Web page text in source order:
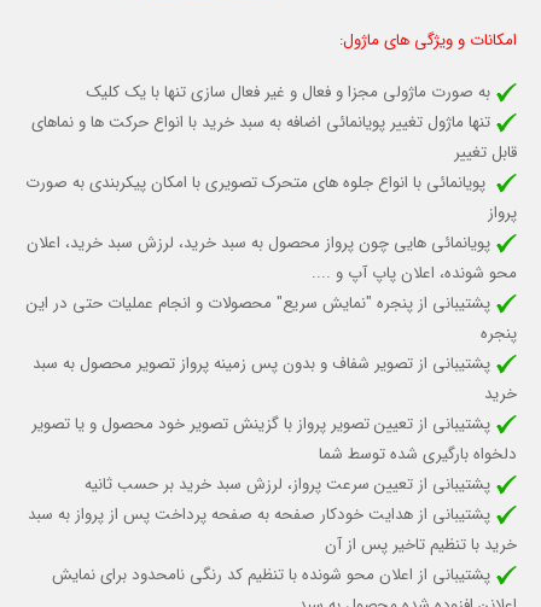
امکانات و ویژگی های ماژول:
به صورت ماژولی مجزا و فعال و غیر فعال سازی تنها با یک کلیک
تنها ماژول تغییر پویانمائی اضافه به سبد خرید با انواع حرکت ها و نماهای
قابل تغییر
پویانمائی با انواع جلوه های متحرک تصویری با امکان پیکربندی به صورت
پرواز
پویانمائی هایی چون پرواز محصول به سبد خرید، لرزش سبد خرید، اعلان
محو شونده، اعلان پاپ آپ و ....
پشتیبانی از پنجره "نمایش سریع" محصولات و انجام عملیات حتی در این
پنجره
پشتیبانی از تصویر شفاف و بدون پس زمینه پرواز تصویر محصول به سبد
خرید
پشتیبانی از تعیین تصویر پرواز با گزینش تصویر خود محصول و یا تصویر
دلخواه بارگیری شده توسط شما
پشتیبانی از تعیین سرعت پرواز، لرزش سبد خرید بر حسب ثانیه
پشتیبانی از هدایت خودکار صفحه به صفحه پرداخت پس از پرواز به سبد
خرید با تنظیم تاخیر پس از آن
پشتیبانی از اعلان محو شونده با تنظیم کد رنگی نامحدود برای نمایش